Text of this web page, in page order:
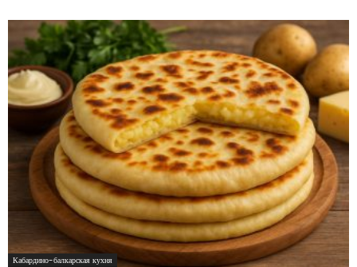
Кабардино-балкарская кухня